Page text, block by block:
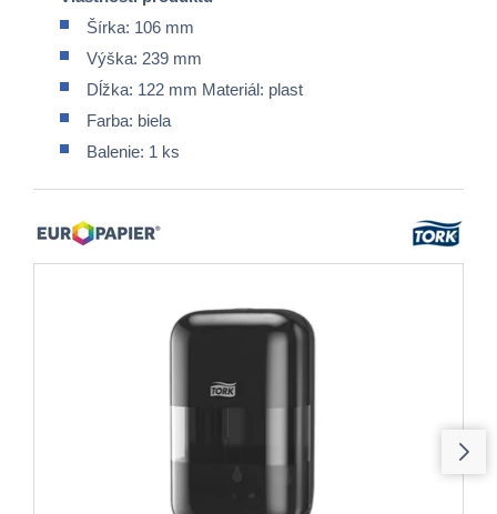
Šírka: 106 mm
Výška: 239 mm
Dĺžka: 122 mm Materiál: plast
Farba: biela
Balenie: 1 ks